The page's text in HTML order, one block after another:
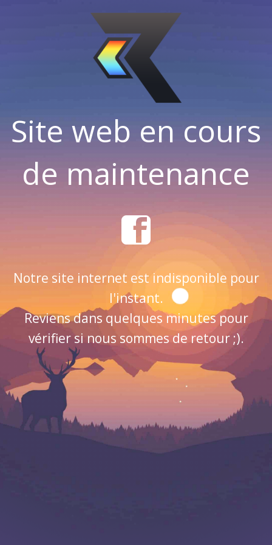
Site web en cours
de maintenance
Notre site internet est indisponible pour
l'instant.
Reviens dans quelques minutes pour
vérifier si nous sommes de retour ;).